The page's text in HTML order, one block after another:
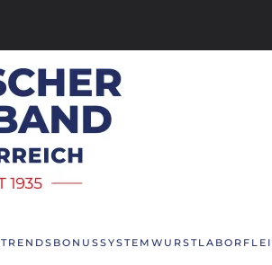
TRENDS BONUSSYSTEM WURSTLABOR